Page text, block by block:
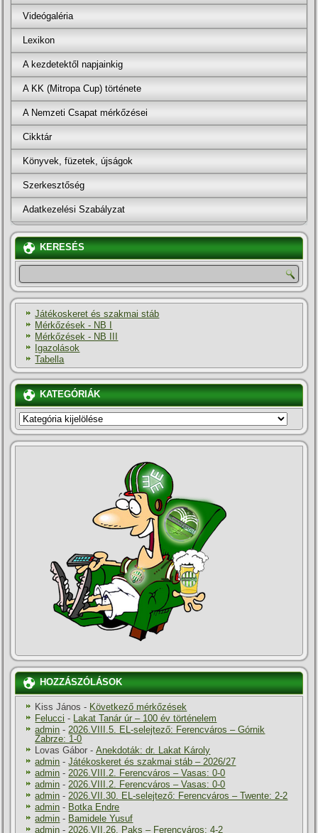
Videógaléria
Lexikon
A kezdetektől napjainkig
A KK (Mitropa Cup) története
A Nemzeti Csapat mérkőzései
Cikktár
Könyvek, füzetek, újságok
Szerkesztőség
Adatkezelési Szabályzat
KERESÉS
Játékoskeret és szakmai stáb
Mérkőzések - NB I
Mérkőzések - NB III
Igazolások
Tabella
KATEGÓRIÁK
KATEGÓRIÁK
HOZZÁSZÓLÁSOK
Kiss János - Következő mérkőzések
Felucci - Lakat Tanár úr – 100 év történelem
admin -2026.VIII.5. EL-selejtező: Ferencváros – Górnik
Zabrze: 1-0
Lovas Gábor -Anekdoták: dr. Lakat Károly
admin -Játékoskeret és szakmai stáb – 2026/27
admin -2026.VIII.2. Ferencváros – Vasas: 0-0
admin -2026.VIII.2. Ferencváros – Vasas: 0-0
admin -2026.VII.30. EL-selejtező: Ferencváros – Twente: 2-2
admin - Botka Endre
admin - Bamidele Yusuf
admin -2026.VII.26. Paks – Ferencváros: 4-2